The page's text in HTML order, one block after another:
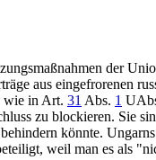
der
aus eingefrorenen
wie in Art. 31 Abs. 1
zu blockieren. Sie
könnte.
weil man es als